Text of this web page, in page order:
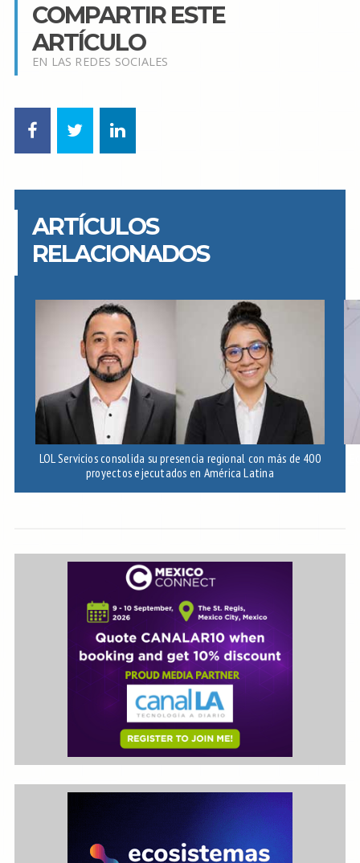
COMPARTIR ESTE
ARTÍCULO
EN LAS REDES SOCIALES
ARTÍCULOS
RELACIONADOS
LOL Servicios consolida su presencia regional con más de 400
proyectos ejecutados en América Latina